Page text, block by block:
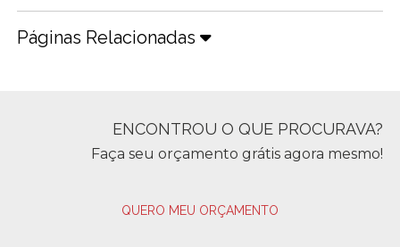
Páginas Relacionadas
ENCONTROU O QUE PROCURAVA?
Faça seu orçamento grátis agora mesmo!
QUERO MEU ORÇAMENTO